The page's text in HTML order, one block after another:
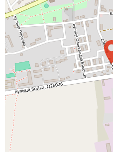
Депозити юр. осіб
Кредити для бізнеса
Інтернет-банкінг
Банки-партнери
Акції